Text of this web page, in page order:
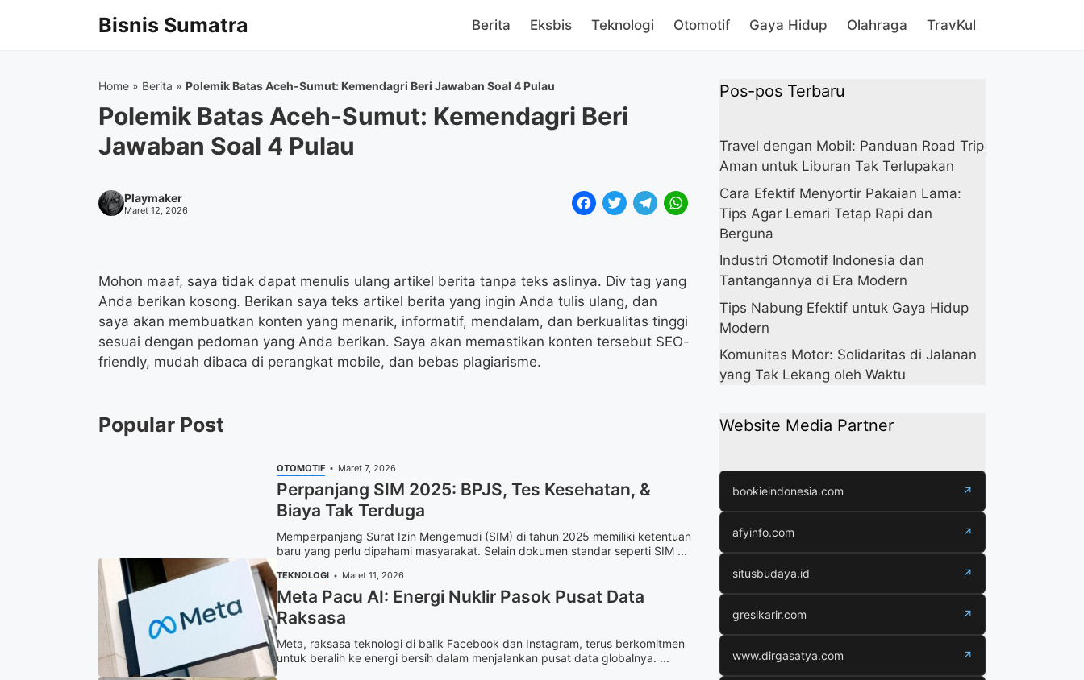
Bisnis Sumatra Berita Eksbis Teknologi Otomotif Gaya Hidup Olahraga TravKul
Home » Berita » Polemik Batas Aceh-Sumut: Kemendagri Beri Jawaban Soal 4 Pulau
Polemik Batas Aceh-Sumut: Kemendagri Beri
Jawaban Soal 4 Pulau
Playmaker
Maret 12, 2026
F
e
b
o
o
T
t
t
e
r
T
e
g
r
a
W
t
A
p
Mohon maaf, saya tidak dapat menulis ulang artikel berita tanpa teks aslinya. Div tag yang
Anda berikan kosong. Berikan saya teks artikel berita yang ingin Anda tulis ulang, dan
saya akan membuatkan konten yang menarik, informatif, mendalam, dan berkualitas tinggi
sesuai dengan pedoman yang Anda berikan. Saya akan memastikan konten tersebut SEO-
friendly, mudah dibaca di perangkat mobile, dan bebas plagiarisme.
Popular Post
OTOMOTIF Maret 7, 2026
Perpanjang SIM 2025: BPJS, Tes Kesehatan, &
Biaya Tak Terduga
Memperpanjang Surat Izin Mengemudi (SIM) di tahun 2025 memiliki ketentuan
baru yang perlu dipahami masyarakat. Selain dokumen standar seperti SIM ...
TEKNOLOGI Maret 11, 2026
Meta Pacu AI: Energi Nuklir Pasok Pusat Data
Raksasa
Meta, raksasa teknologi di balik Facebook dan Instagram, terus berkomitmen
untuk beralih ke energi bersih dalam menjalankan pusat data globalnya. ...
Pos-pos Terbaru
Travel dengan Mobil: Panduan Road Trip
Aman untuk Liburan Tak Terlupakan
Cara Efektif Menyortir Pakaian Lama:
Tips Agar Lemari Tetap Rapi dan
Berguna
Industri Otomotif Indonesia dan
Tantangannya di Era Modern
Tips Nabung Efektif untuk Gaya Hidup
Modern
Komunitas Motor: Solidaritas di Jalanan
yang Tak Lekang oleh Waktu
Website Media Partner
bookieindonesia.com ↗
afyinfo.com ↗
situsbudaya.id ↗
gresikarir.com ↗
www.dirgasatya.com ↗